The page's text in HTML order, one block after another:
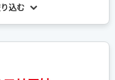
込む